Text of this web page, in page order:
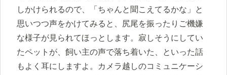
しかけられるので、「ちゃんと聞こえてるかな」と
思いつつ声をかけてみると、尻尾を振ったりご機嫌
な様子が見られてほっとします。寂しそうにしてい
たペットが、飼い主の声で落ち着いた、といった話
もよく耳にしますよ。カメラ越しのコミュニケーシ